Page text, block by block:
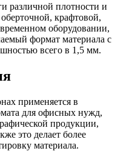
различной плотности и
крафтовой,
оборудовании,
формат материала с
всего в 1,5 мм.
применяется в
для офисных нужд,
продукции,
это делает более
материала.